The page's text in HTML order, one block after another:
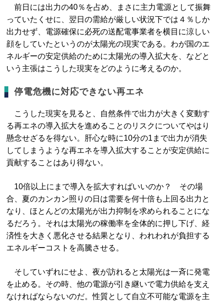
前日には出力の40％を占め、まさに主力電源として振舞
っていたくせに、翌日の需給が厳しい状況下では４％しか
出力せず、電源確保に必死の送配電事業者を横目に涼しい
顔をしていたというのが太陽光の現実である。わが国のエ
ネルギーの安定供給のために太陽光の導入拡大を、などと
いう主張はこうした現実をどのように考えるのか。
停電危機に対応できない再エネ
こうした現実を見ると、自然条件で出力が大きく変動す
る再エネの導入拡大を進めることのリスクについてやはり
懸念せざるを得ない。肝心な時に10分の1まで出力が消失
してしまうような再エネを導入拡大することが安定供給に
貢献することはあり得ない。
10倍以上にまで導入を拡大すればいいのか？ その場
合、夏のカンカン照りの日は需要を何十倍も上回る出力と
なり、ほとんどの太陽光が出力抑制を求められることにな
るだろう。それは太陽光の稼働率を全体的に押し下げ、経
済性を大きく悪化させる結果となり、われわれが負担する
エネルギーコストを高騰させる。
そしていずれにせよ、夜が訪れると太陽光は一斉に発電
を止める。その時、他の電源が引き継いで電力供給を支え
なければならないのだ。性質として自立不可能な電源を主